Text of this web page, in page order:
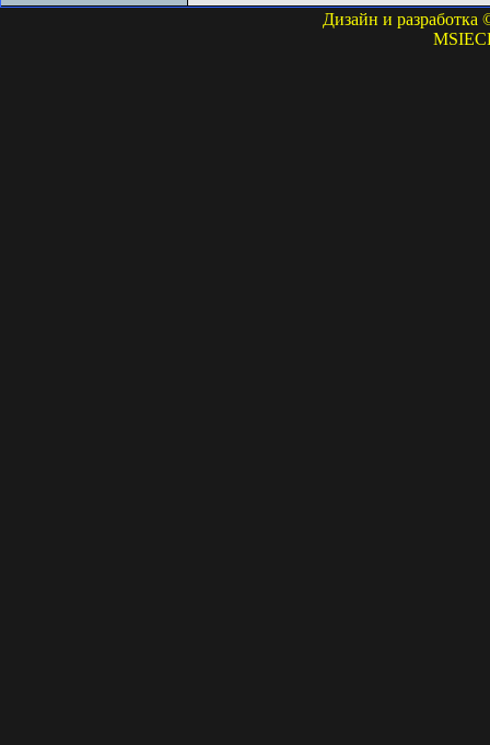
Дизайн и